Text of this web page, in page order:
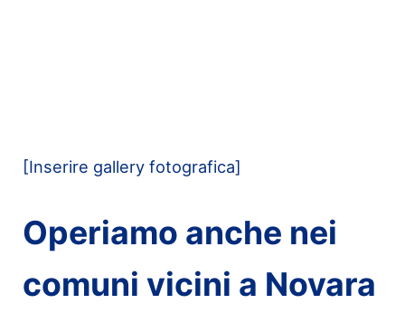
[Inserire gallery fotografica]
Operiamo anche nei
comuni vicini a Novara